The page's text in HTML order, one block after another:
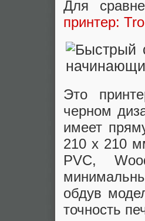
Для
принтер:
Это
черном
имеет
210 x 210
PVC,
обдув
точность